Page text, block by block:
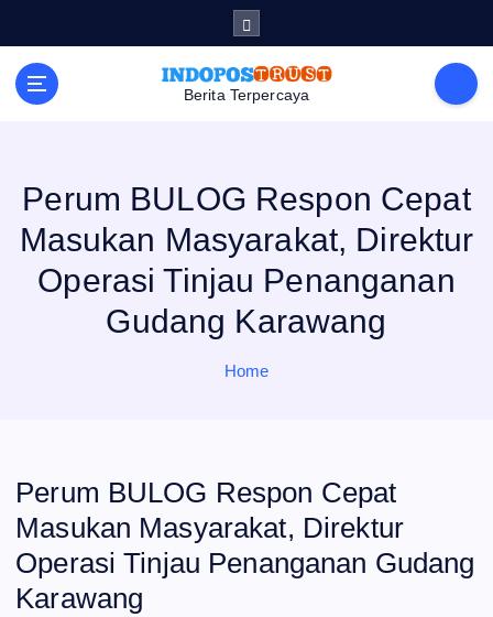
i
Berita Terpercaya
Perum BULOG Respon Cepat
Masukan Masyarakat, Direktur
Operasi Tinjau Penanganan
Gudang Karawang
Home
Perum BULOG Respon Cepat
Masukan Masyarakat, Direktur
Operasi Tinjau Penanganan Gudang
Karawang